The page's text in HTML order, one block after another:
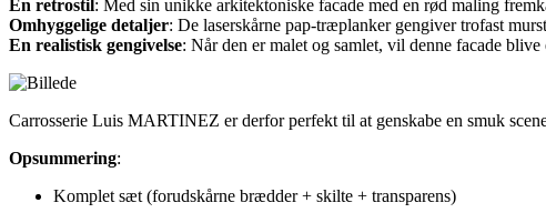
En retrostil: Med sin unikke arkitektoniske facade med en rød maling
Omhyggelige detaljer: De laserskårne pap-træplanker gengiver trofast
En realistisk gengivelse: Når den er malet og samlet, vil denne facade
Carrosserie Luis MARTINEZ er derfor perfekt til at genskabe en smuk
Opsummering:
Komplet sæt (forudskårne brædder + skilte + transparens)